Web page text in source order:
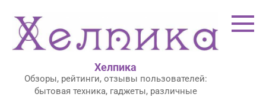
контенту
Хелпика
Обзоры, рейтинги, отзывы пользователей:
бытовая техника, гаджеты, различные